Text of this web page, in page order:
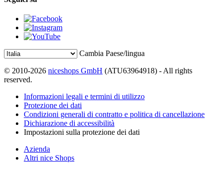
Cambia Paese/lingua
© 2010-2026 niceshops GmbH (ATU63964918) - All rights
reserved.
Informazioni legali e termini di utilizzo
Protezione dei dati
Condizioni generali di contratto e politica di cancellazione
Dichiarazione di accessibilità
Impostazioni sulla protezione dei dati
Azienda
Altri nice Shops